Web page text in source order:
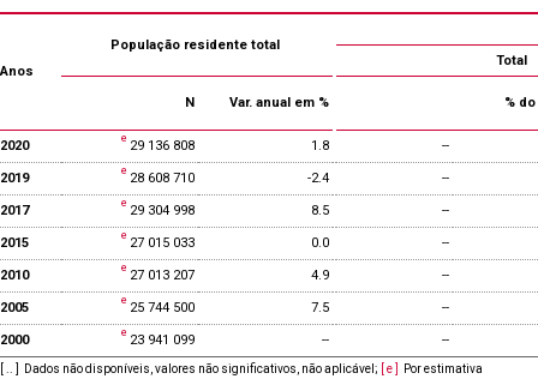
Anos
População residente total
Total
N Var. anual em % %
2020 29 136 808 1.8 --
2019 28 608 710 -2.4 --
2017 29 304 998 8.5 --
2015 27 015 033 0.0 --
2010 27 013 207 4.9 --
2005 25 744 500 7.5 --
2000 23 941 099 -- --
Dados não disponíveis, valores não significativos, não aplicável ; [ e ] Por estimativa